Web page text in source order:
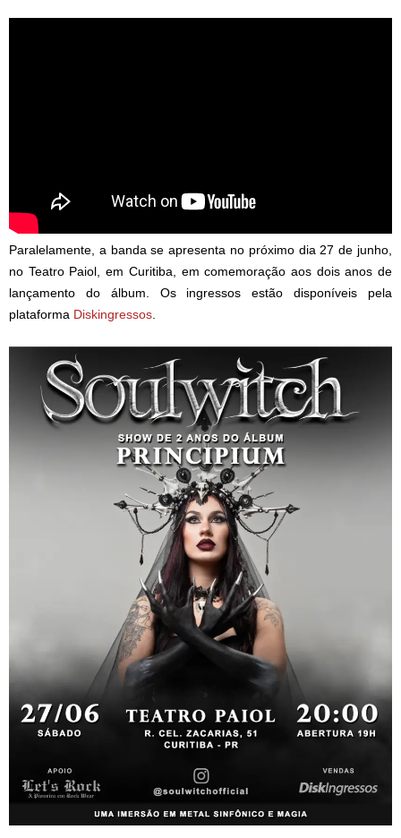
Paralelamente, a banda se apresenta no próximo dia 27 de junho,
no Teatro Paiol, em Curitiba, em comemoração aos dois anos de
lançamento do álbum. Os ingressos estão disponíveis pela
plataforma Diskingressos.